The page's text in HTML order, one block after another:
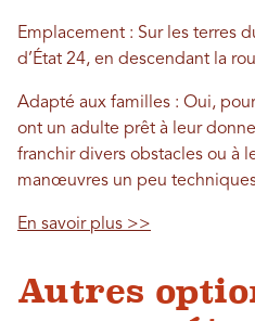
Emplacement : Sur les terres
d’État 24, en descendant la
Adapté aux familles : Oui,
ont un adulte prêt à leur
franchir divers obstacles ou à
manœuvres un peu
En savoir plus >>
Autres